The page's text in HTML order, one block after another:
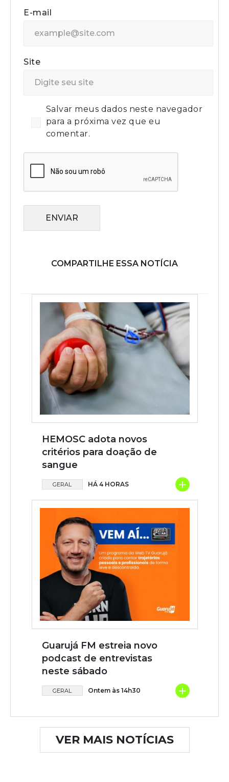
E-mail
Site
Salvar meus dados neste navegador
para a próxima vez que eu
comentar.
ENVIAR
COMPARTILHE ESSA NOTÍCIA
HEMOSC adota novos
critérios para doação de
sangue
GERAL HÁ 4 HORAS +
Guarujá FM estreia novo
podcast de entrevistas
neste sábado
GERAL Ontem às 14h30 +
VER MAIS NOTÍCIAS